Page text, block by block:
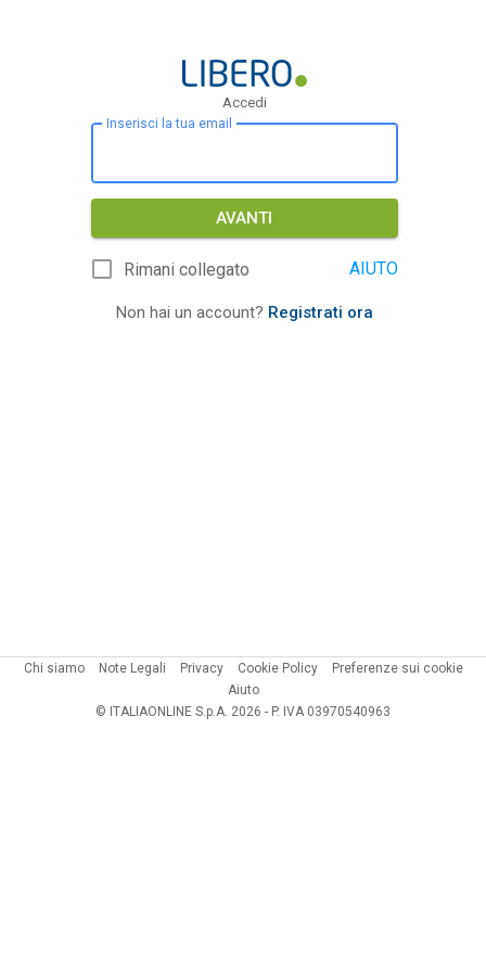
Accedi
Inserisci la tua email
AVANTI
Rimani collegato AIUTO
Non hai un account? Registrati ora
Chi siamo Note Legali Privacy Cookie Policy
Preferenze sui cookie
Aiuto
© ITALIAONLINE S.p.A. 2026 - P. IVA 03970540963